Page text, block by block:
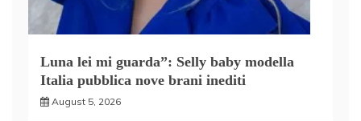
Luna lei mi guarda”: Selly baby modella
Italia pubblica nove brani inediti
August 5, 2026